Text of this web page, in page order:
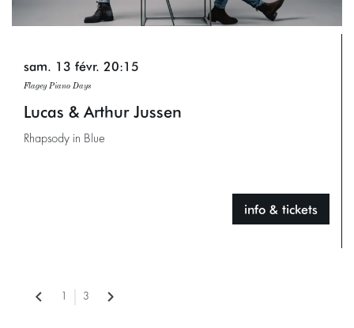
Lucas & Arthur Jussen
Rhapsody in Blue
Flagey Piano Days
sam. 13 févr. 20:15
info & tickets
3